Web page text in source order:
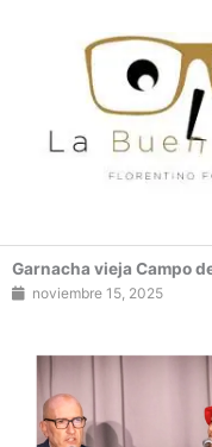
Garnacha vieja Campo
noviembre 15, 2025